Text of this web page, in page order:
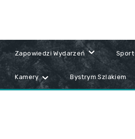
Zapowiedzi Wydarzeń Sport
Kamery Bystrym Szlakiem